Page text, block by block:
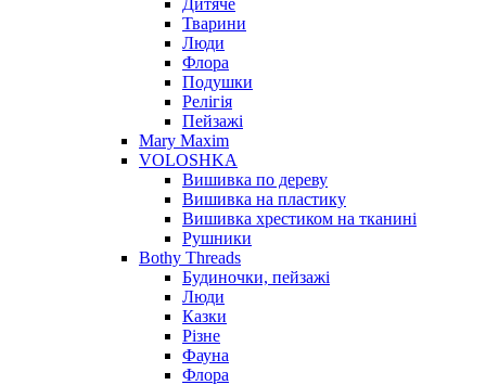
Тварини
Люди
Флора
Подушки
Релігія
Пейзажі
Mary Maxim
VOLOSHKA
Вишивка по дереву
Вишивка на пластику
Вишивка хрестиком на тканині
Рушники
Bothy Threads
Будиночки, пейзажі
Люди
Казки
Різне
Фауна
Флора